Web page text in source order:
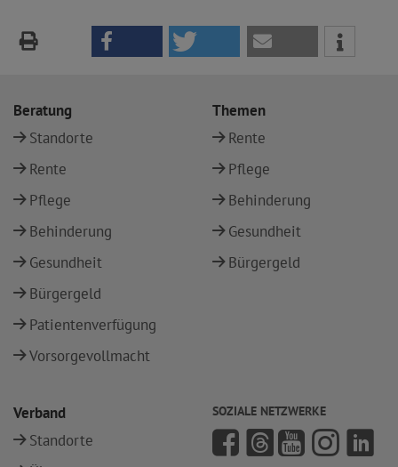
Beratung
Standorte
Rente
Pflege
Behinderung
Gesundheit
Bürgergeld
Patientenverfügung
Vorsorgevollmacht
Themen
Rente
Pflege
Behinderung
Gesundheit
Bürgergeld
Verband
Standorte
SOZIALE NETZWERKE